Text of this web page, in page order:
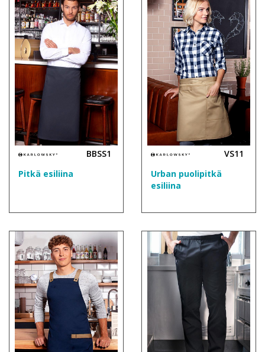
BBSS1
Pitkä esiliina
VS11
Urban puolipitkä
esiliina